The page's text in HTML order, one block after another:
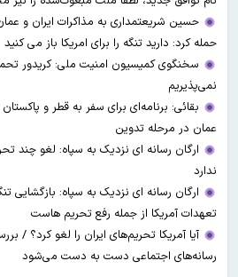
حسین شریعتمداری به مذاکرات ایران و
حمله کرد: دارید تنگه را برای امریکا باز می کنید
سخنگوی کمیسیون امنیت ملی: کریدور
نمی‌پذیریم
بقائی: برنامه‌ای برای سفر به قطر و
عمان در مرحله تدوین
ارگان رسانه ای نزدیک به سپاه: لغو چند
ندارد
ارگان رسانه ای نزدیک به سپاه: بازگشایی
تعهدات آمریکا از جمله رفع تحریم هاست
آیا آمریکا تحریم‌های ایران را لغو کرد؟
رسانه‌های اجتماعی دست به دست می‌شود